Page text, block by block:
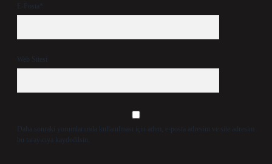
E-Posta*
Web Sitesi
Daha sonraki yorumlarımda kullanılması için adım, e-posta adresim ve site adresim
bu tarayıcıya kaydedilsin.